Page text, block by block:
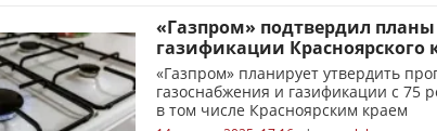
«Газпром» подтвердил планы
газификации Красноярского
«Газпром» планирует утвердить
газоснабжения и газификации с 75
в том числе Красноярским краем